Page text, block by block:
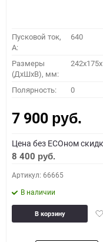
Пусковой ток,
A:
640
Размеры
(ДхШхВ), мм:
Полярность: 0
7 900 руб.
Цена без ECOном
8 400 руб.
Артикул: 66665
В наличии
В корзину